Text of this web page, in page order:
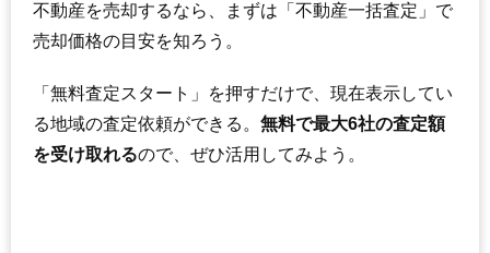
不動産を売却するなら、まずは「不動産一括査定」で
売却価格の目安を知ろう。
「無料査定スタート」を押すだけで、現在表示してい
る地域の査定依頼ができる。 無料で最大6社の査定額
を受け取れるので、ぜひ活用してみよう。